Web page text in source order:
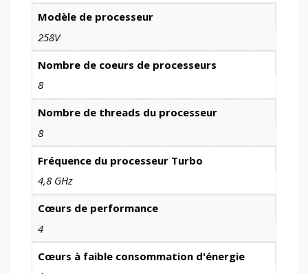
Modèle de processeur
258V
Nombre de coeurs de processeurs
8
Nombre de threads du processeur
8
Fréquence du processeur Turbo
4,8 GHz
Cœurs de performance
4
Cœurs à faible consommation d'énergie